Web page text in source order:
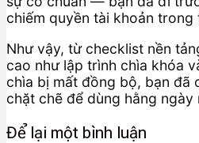
chiếm quyền tài khoản trong
Như vậy, từ checklist nền
cao như lập trình chìa khóa
chìa bị mất đồng bộ, bạn đã
chặt chẽ để dùng hằng ngày
Để lại một bình luận